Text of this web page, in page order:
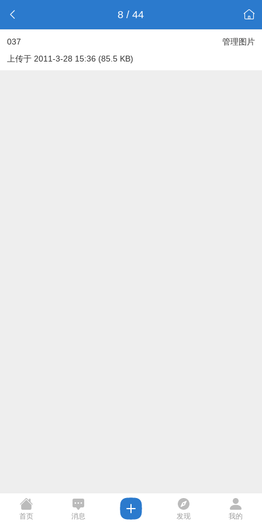
8 / 44
管理图片
037
上传于 2011-3-28 15:36 (85.5 KB)
首页 消息 发现 我的